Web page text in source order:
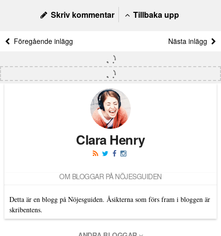
Skriv kommentar Tillbaka upp
Föregående inlägg Nästa inlägg
Clara Henry
OM BLOGGAR PÅ NÖJESGUIDEN
Detta är en blogg på Nöjesguiden. Åsikterna som förs fram i bloggen är
skribentens.